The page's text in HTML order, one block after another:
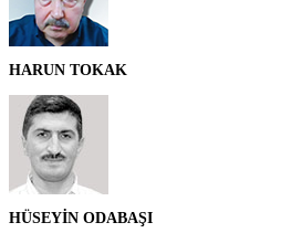
HARUN TOKAK
HÜSEYİN ODABAŞI